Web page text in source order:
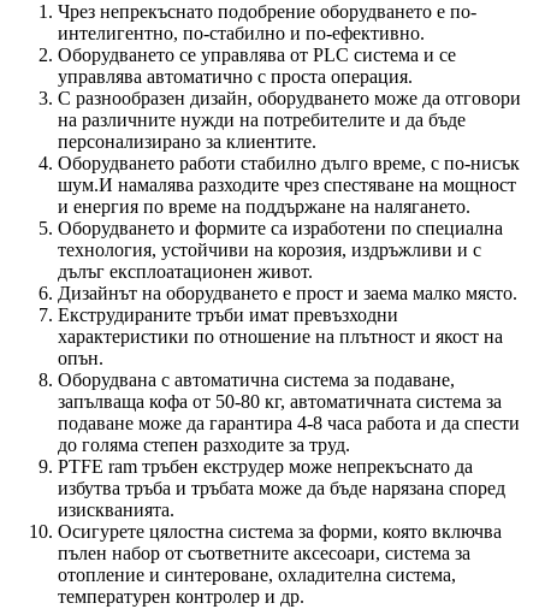
Чрез непрекъснато подобрение оборудването е по-
интелигентно, по-стабилно и по-ефективно.
Оборудването се управлява от PLC система и се
управлява автоматично с проста операция.
С разнообразен дизайн, оборудването може да отговори
на различните нужди на потребителите и да бъде
персонализирано за клиентите.
Оборудването работи стабилно дълго време, с по-нисък
шум.И намалява разходите чрез спестяване на мощност
и енергия по време на поддържане на налягането.
Оборудването и формите са изработени по специална
технология, устойчиви на корозия, издръжливи и с
дълъг експлоатационен живот.
Дизайнът на оборудването е прост и заема малко място.
Екструдираните тръби имат превъзходни
характеристики по отношение на плътност и якост на
опън.
Оборудвана с автоматична система за подаване,
запълваща кофа от 50-80 кг, автоматичната система за
подаване може да гарантира 4-8 часа работа и да спести
до голяма степен разходите за труд.
PTFE ram тръбен екструдер може непрекъснато да
избутва тръба и тръбата може да бъде нарязана според
изискванията.
Осигурете цялостна система за форми, която включва
пълен набор от съответните аксесоари, система за
отопление и синтероване, охладителна система,
температурен контролер и др.